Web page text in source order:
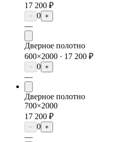
17 200 ₽
− 0 +
—
Дверное полотно
600×2000 · 17 200 ₽
− 0 +
—
Дверное полотно
700×2000
17 200 ₽
− 0 +
—